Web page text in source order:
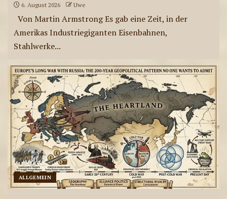
9
ae-radiostation Live-
10
ae-radiostation Live-
Sendungen am 23.07.2026
ae-radiostation Live-
Sendungen am 22.07.2026
6. August 2026 Uwe
Von Martin Armstrong Es gab eine Zeit, in der
Amerikas Industriegiganten Eisenbahnen,
Stahlwerke...
ALLGEMEIN